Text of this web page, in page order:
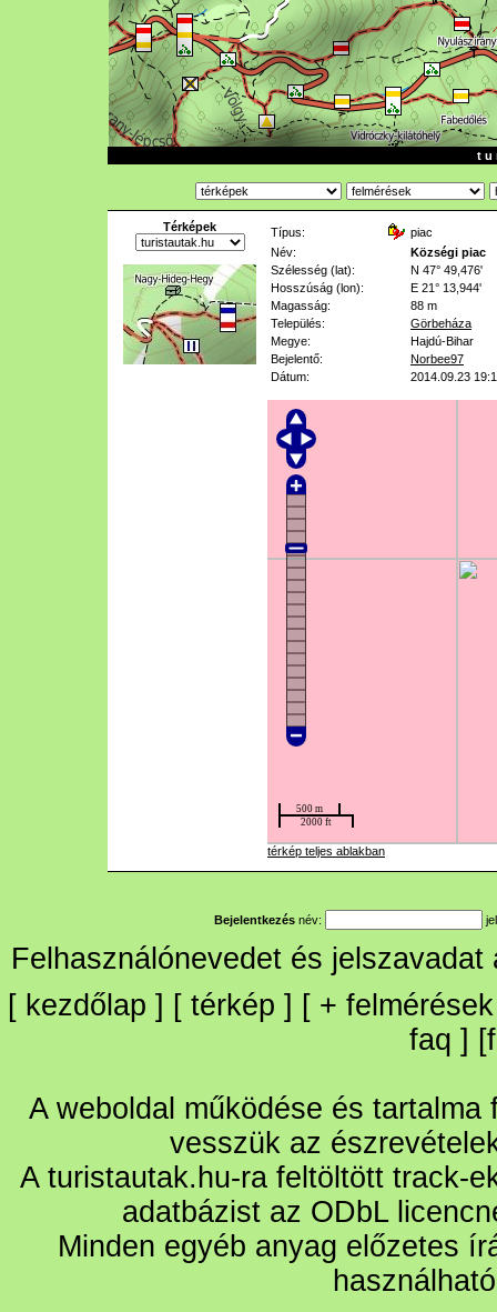
t u
Térképek Típus:
piac
Név:
Községi piac
Szélesség (lat):
N 47° 49,476'
Hosszúság (lon):
E 21° 13,944'
Magasság:
88 m
Település:
Görbeháza
Megye:
Hajdú-Bihar
Bejelentő:
Norbee97
Dátum:
2014.09.23
térkép teljes ablakban
Bejelentkezés név:
Felhasználónevedet és
[ kezdőlap ] [ térkép ] [ + felmérések
faq ] [
A weboldal működése és
vesszük az
A turistautak.hu-ra feltöltött track-
adatbázist az ODbL
Minden egyéb anyag előzetes